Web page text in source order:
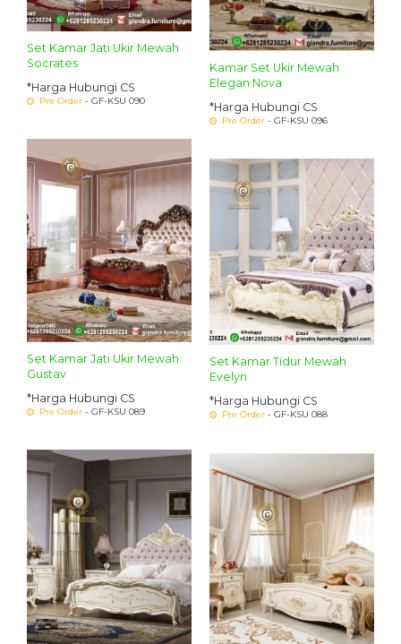
Kamar Set Ukir Mewah
Elegan Nova
*Harga Hubungi CS
Pre Order - GF-KSU 096
Set Kamar Jati Ukir Mewah
Socrates
*Harga Hubungi CS
Pre Order - GF-KSU 090
Set Kamar Jati Ukir Mewah
Gustav
*Harga Hubungi CS
Pre Order - GF-KSU 089
Set Kamar Tidur Mewah
Evelyn
*Harga Hubungi CS
Pre Order - GF-KSU 088